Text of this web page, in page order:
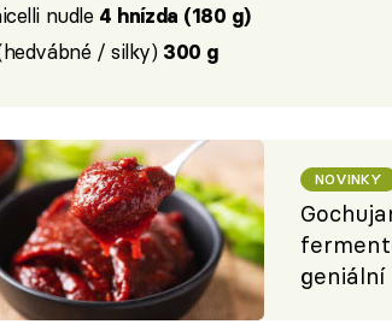
nudle 4 hnízda (180 g)
/ silky) 300 g
NOVINKY